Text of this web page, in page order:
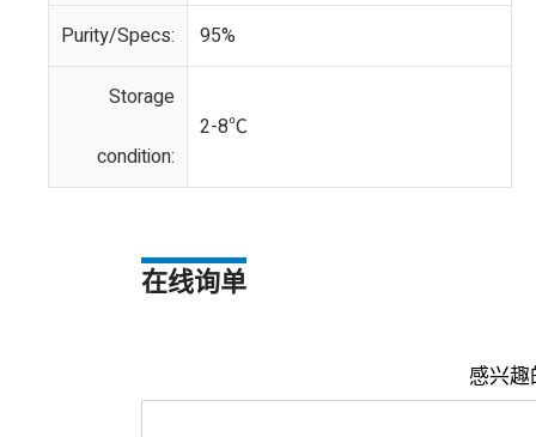
Purity/Specs: 95%
Storage
condition:
2-8℃
在线询单
感兴